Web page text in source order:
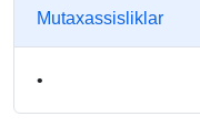
Mutaxassisliklar
•